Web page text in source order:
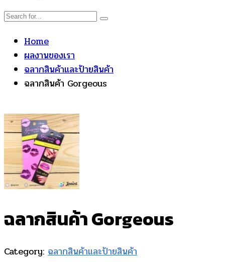
Home
ผลงานของเรา
ฉลากสินค้าและป้ายสินค้า
ฉลากสินค้า Gorgeous
ฉลากสินค้า Gorgeous
Category: ฉลากสินค้าและป้ายสินค้า